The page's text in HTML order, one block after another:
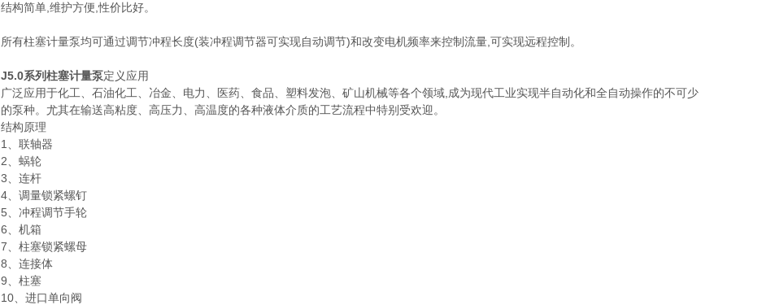
结构简单,维护方便,性价比好。
所有柱塞计量泵均可通过调节冲程长度(装冲程调节器可实现自动调节)和改变电机频率来控制流量,可实现远程控制。
J5.0系列柱塞计量泵定义应用
广泛应用于化工、石油化工、冶金、电力、医药、食品、塑料发泡、矿山机械等各个领域,成为现代工业实现半自动化和全自动操作的不可少
的泵种。尤其在输送高粘度、高压力、高温度的各种液体介质的工艺流程中特别受欢迎。
结构原理
1、联轴器
2、蜗轮
3、连杆
4、调量锁紧螺钉
5、冲程调节手轮
6、机箱
7、柱塞锁紧螺母
8、连接体
9、柱塞
10、进口单向阀